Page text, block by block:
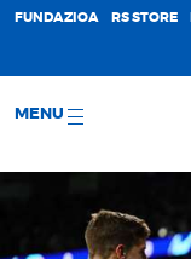
FUNDAZIOA RS STORE
MENU